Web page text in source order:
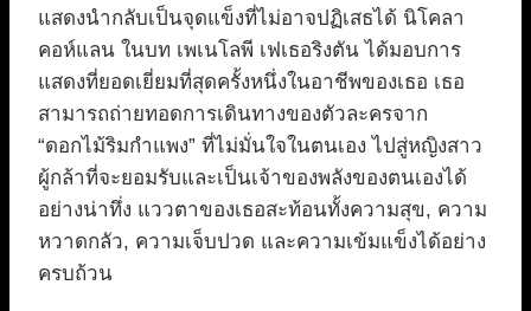
แสดงนำกลับเป็นจุดแข็งที่ไม่อาจปฏิเสธได้ นิโคลา
คอห์แลน ในบท เพเนโลพี เฟเธอริงตัน ได้มอบการ
แสดงที่ยอดเยี่ยมที่สุดครั้งหนึ่งในอาชีพของเธอ เธอ
สามารถถ่ายทอดการเดินทางของตัวละครจาก
“ดอกไม้ริมกำแพง” ที่ไม่มั่นใจในตนเอง ไปสู่หญิงสาว
ผู้กล้าที่จะยอมรับและเป็นเจ้าของพลังของตนเองได้
อย่างน่าทึ่ง แววตาของเธอสะท้อนทั้งความสุข, ความ
หวาดกลัว, ความเจ็บปวด และความเข้มแข็งได้อย่าง
ครบถ้วน